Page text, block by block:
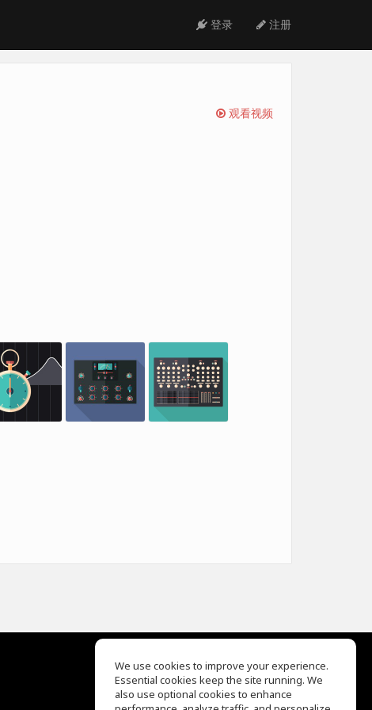
登录 注册
观看视频
EQ Ear Training
Drum Machine
We use cookies to improve your experience.
Essential cookies keep the site running. We
also use optional cookies to enhance